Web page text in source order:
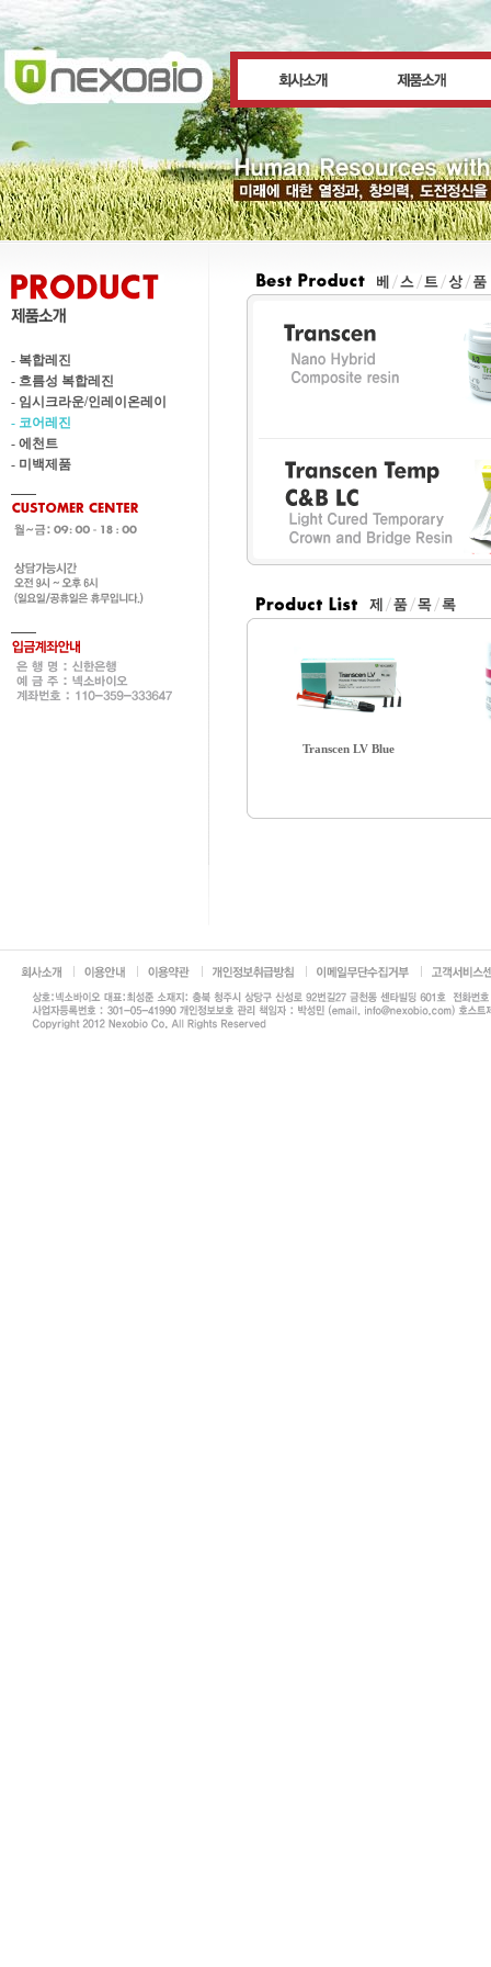
- 복합레진
- 흐름성 복합레진
- 임시크라운/인레이온레이
- 코어레진
- 에천트
- 미백제품
Transcen LV Blue